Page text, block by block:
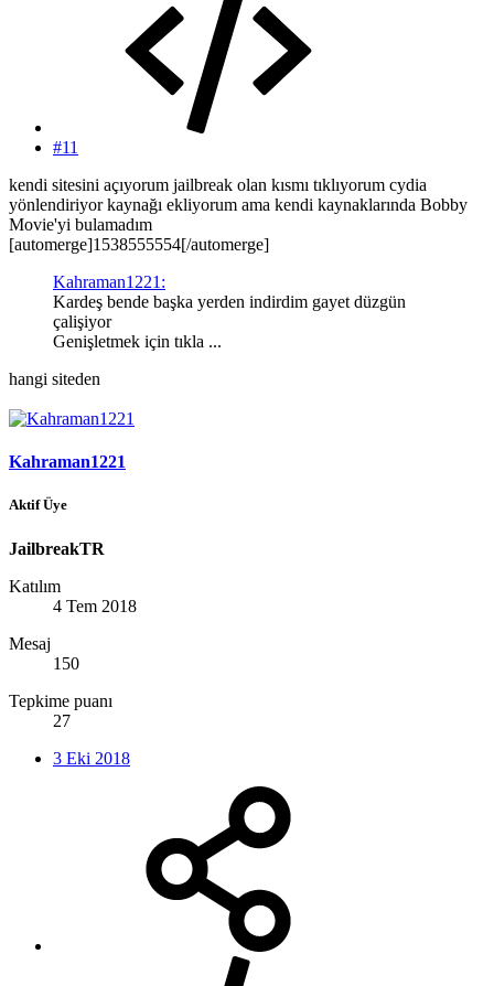
#11
kendi sitesini açıyorum jailbreak olan kısmı tıklıyorum cydia
yönlendiriyor kaynağı ekliyorum ama kendi kaynaklarında Bobby
Movie'yi bulamadım
[automerge]1538555554[/automerge]
Kahraman1221:
Kardeş bende başka yerden indirdim gayet düzgün
çalişiyor
Genişletmek için tıkla ...
hangi siteden
Kahraman1221
Aktif Üye
JailbreakTR
Katılım
4 Tem 2018
Mesaj
150
Tepkime puanı
27
3 Eki 2018